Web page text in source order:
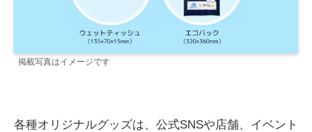
掲載写真はイメージです
各種オリジナルグッズは、公式SNSや店舗、イベント